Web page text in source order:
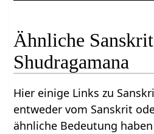
Ähnliche
Shudragamana
Hier einige Links zu
entweder vom Sanskrit
ähnliche Bedeutung